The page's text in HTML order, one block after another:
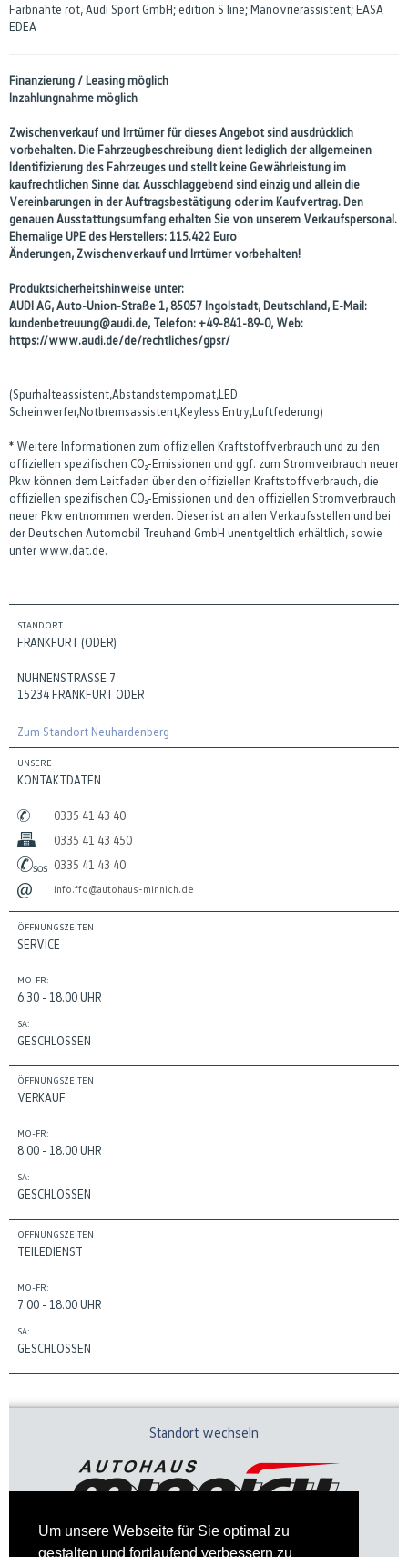
Um unsere Webseite für Sie optimal zu
gestalten und fortlaufend verbessern zu
Farbnähte rot, Audi Sport GmbH; edition S line; Manövrierassistent; EASA
EDEA
Finanzierung / Leasing möglich
Inzahlungnahme möglich
Zwischenverkauf und Irrtümer für dieses Angebot sind ausdrücklich
vorbehalten. Die Fahrzeugbeschreibung dient lediglich der allgemeinen
Identifizierung des Fahrzeuges und stellt keine Gewährleistung im
kaufrechtlichen Sinne dar. Ausschlaggebend sind einzig und allein die
Vereinbarungen in der Auftragsbestätigung oder im Kaufvertrag. Den
genauen Ausstattungsumfang erhalten Sie von unserem Verkaufspersonal.
Ehemalige UPE des Herstellers: 115.422 Euro
Änderungen, Zwischenverkauf und Irrtümer vorbehalten!
Produktsicherheitshinweise unter:
AUDI AG, Auto-Union-Straße 1, 85057 Ingolstadt, Deutschland, E-Mail:
kundenbetreuung@audi.de, Telefon: +49-841-89-0, Web:
https://www.audi.de/de/rechtliches/gpsr/
(Spurhalteassistent,Abstandstempomat,LED
Scheinwerfer,Notbremsassistent,Keyless Entry,Luftfederung)
* Weitere Informationen zum offiziellen Kraftstoffverbrauch und zu den
offiziellen spezifischen CO₂-Emissionen und ggf. zum Stromverbrauch neuer
Pkw können dem Leitfaden über den offiziellen Kraftstoffverbrauch, die
offiziellen spezifischen CO₂-Emissionen und den offiziellen Stromverbrauch
neuer Pkw entnommen werden. Dieser ist an allen Verkaufsstellen und bei
der Deutschen Automobil Treuhand GmbH unentgeltlich erhältlich, sowie
unter www.dat.de.
STANDORT
FRANKFURT (ODER)
NUHNENSTRASSE 7
15234 FRANKFURT ODER
Zum Standort Neuhardenberg
UNSERE
KONTAKTDATEN
0335 41 43 40
0335 41 43 450
0335 41 43 40
info.ffo@autohaus-minnich.de
ÖFFNUNGSZEITEN
SERVICE
MO-FR:
6.30 - 18.00 UHR
SA:
GESCHLOSSEN
ÖFFNUNGSZEITEN
VERKAUF
MO-FR:
8.00 - 18.00 UHR
SA:
GESCHLOSSEN
ÖFFNUNGSZEITEN
TEILEDIENST
MO-FR:
7.00 - 18.00 UHR
SA:
GESCHLOSSEN
Standort wechseln